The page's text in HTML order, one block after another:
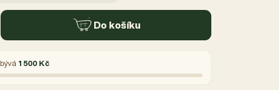
Do košíku
1 500 Kč